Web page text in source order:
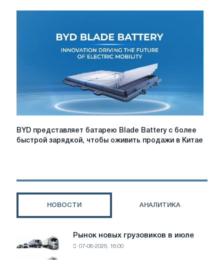
заявки
приобретение
завода
BYD
представляет
с
чтобы
продажи
BYD представляет батарею Blade Battery с более
быстрой зарядкой, чтобы оживить продажи в Китае
НОВОСТИ АНАЛИТИКА
Рынок
новых
грузовиков
Рынок новых грузовиков в июле
07-08-2026, 16:00